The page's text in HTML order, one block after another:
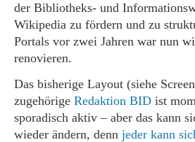
der Bibliotheks- und
Wikipedia zu fördern und zu
Portals vor zwei Jahren war nun
renovieren.
Das bisherige Layout (siehe
zugehörige Redaktion BID ist
sporadisch aktiv – aber das kann
wieder ändern, denn jeder kann